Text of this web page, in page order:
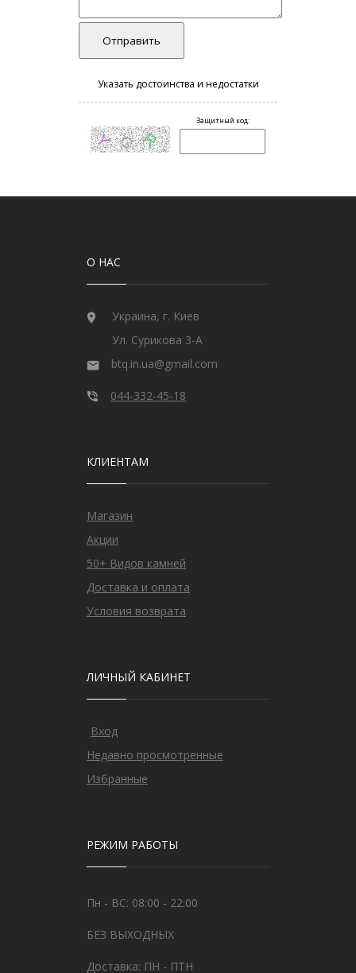
О НАС
Украина, г. Киев
Ул. Сурикова 3-А
btq.in.ua@gmail.com
044-332-45-18
КЛИЕНТАМ
Магазин
Акции
50+ Видов камней
Доставка и оплата
Условия возврата
ЛИЧНЫЙ КАБИНЕТ
Вход
Недавно просмотренные
Избранные
РЕЖИМ РАБОТЫ
Пн - ВС: 08:00 - 22:00
БЕЗ ВЫХОДНЫХ
Доставка: ПН - ПТН